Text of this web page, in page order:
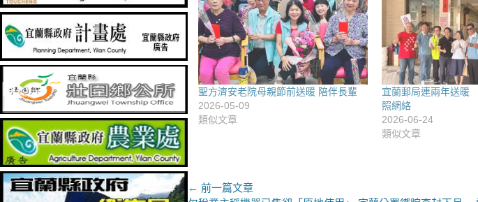
聖方濟安老院母親節前送暖 陪伴長輩
2026-05-09
類似文章
宜蘭郵局連兩年送暖
照網絡
2026-06-24
類似文章
文
← 前一篇文章